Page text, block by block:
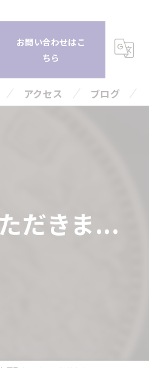
お問い合わせはこ
ちら
アクセス ブログ
だきま...